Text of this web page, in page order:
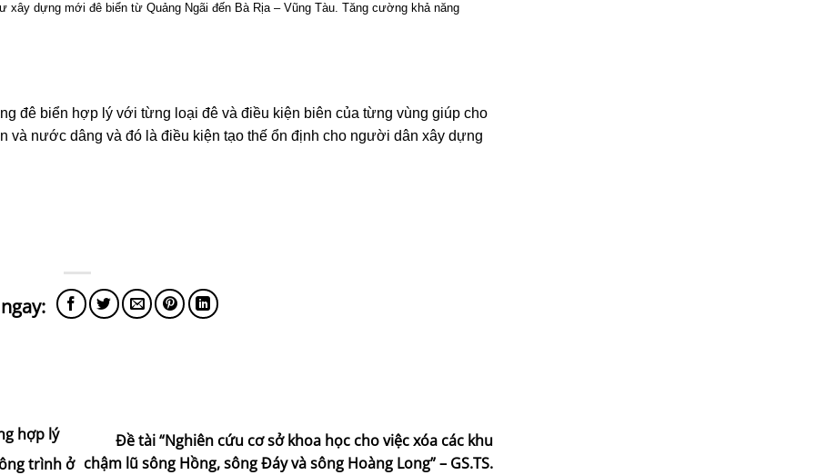
dựng mới đê biển từ Quảng Ngãi đến Bà Rịa – Vũng Tàu. Tăng cường khả năng
đê biển hợp lý với từng loại đê và điều kiện biên của từng vùng giúp cho
nước dâng và đó là điều kiện tạo thế ổn định cho người dân xây dựng
hợp lý
trình ở
Đề tài “Nghiên cứu cơ sở khoa học cho việc xóa các khu
chậm lũ sông Hồng, sông Đáy và sông Hoàng Long” – GS.TS.